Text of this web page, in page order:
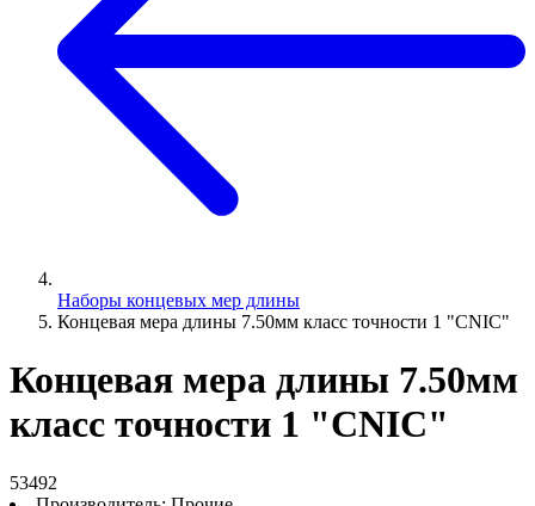
Наборы концевых мер длины
Концевая мера длины 7.50мм класс точности 1 "CNIC"
Концевая мера длины 7.50мм
класс точности 1 "CNIC"
53492